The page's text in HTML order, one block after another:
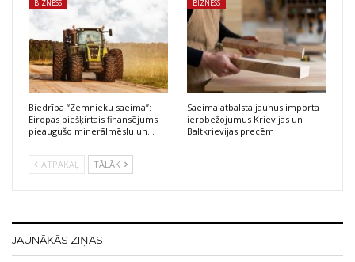
BIZNESS
Biedrība “Zemnieku saeima”:
Eiropas piešķirtais finansējums
pieaugušo minerālmēslu un…
BIZNESS
Saeima atbalsta jaunus importa
ierobežojumus Krievijas un
Baltkrievijas precēm
ATPAKAĻ TĀLĀK
JAUNĀKĀS ZIŅAS